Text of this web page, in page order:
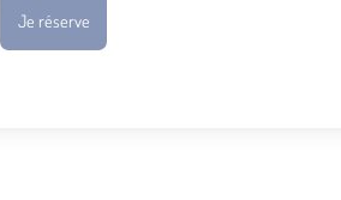
Je réserve